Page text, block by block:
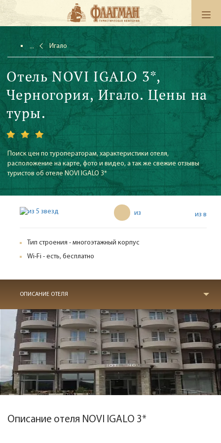
Игало
Отель NOVI IGALO 3*,
Черногория, Игало. Цены на
туры.
Поиск цен по туроператорам, характеристики отеля,
расположение на карте, фото и видео, а так же свежие отзывы
туристов об отеле NOVI IGALO 3*
из из в
Тип строения - многоэтажный корпус
Wi-Fi - есть, бесплатно
ОПИСАНИЕ ОТЕЛЯ
Описание отеля NOVI IGALO 3*